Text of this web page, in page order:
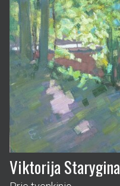
Viktorija Starygina